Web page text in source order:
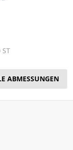
ABMESSUNGEN